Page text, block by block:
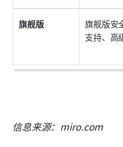
旗舰版
旗舰版安
支持、高
信息来源：miro.com